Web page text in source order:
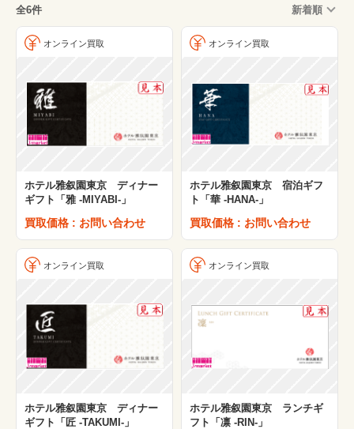
全6件 新着順
オンライン買取
ホテル雅叙園東京 ディナー
ギフト「雅 -MIYABI-」
買取価格 : お問い合わせ
オンライン買取
ホテル雅叙園東京 宿泊ギフ
ト「華 -HANA-」
買取価格 : お問い合わせ
オンライン買取
ホテル雅叙園東京 ディナー
ギフト「匠 -TAKUMI-」
オンライン買取
ホテル雅叙園東京 ランチギ
フト「凛 -RIN-」